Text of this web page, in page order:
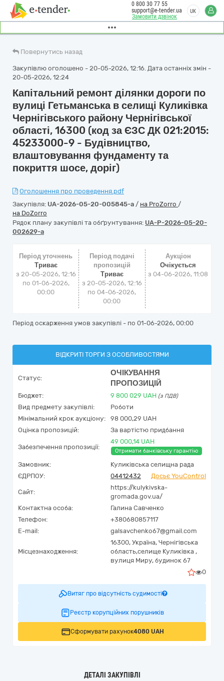
Замовити дзвінок
0 800 30 77 55
support@e-tender.ua
UK
Повернутись назад
Закупівлю оголошено - 20-05-2026, 12:16. Дата останніх змін -
20-05-2026, 12:24
Капітальний ремонт ділянки дороги по
вулиці Гетьманська в селищі Куликівка
Чернігівського району Чернігівської
області, 16300 (код за ЄЗС ДК 021:2015:
45233000-9 - Будівництво,
влаштовування фундаменту та
покриття шосе, доріг)
Оголошення про проведення.pdf
Закупівля: UA-2026-05-20-005845-a / на ProZorro /
на DoZorro
Рядок плану закупівлі та обґрунтування: UA-P-2026-05-20-
002629-a
Період уточнень
Триває
з 20-05-2026, 12:16
по 01-06-2026,
00:00
Період подачі
пропозицій
Триває
з 20-05-2026, 12:16
по 04-06-2026,
00:00
Аукціон
Очікується
з 04-06-2026, 11:08
Період оскарження умов закупівлі - по 01-06-2026, 00:00
ВІДКРИТІ ТОРГИ З ОСОБЛИВОСТЯМИ
Статус:
ОЧІКУВАННЯ
ПРОПОЗИЦІЙ
Бюджет: 9 800 029 UAH (з ПДВ)
Вид предмету закупівлі:
Роботи
Мінімальний крок аукціону:
98 000,29 UAH
Оцінка пропозицій:
За вартістю придбання
Забезпечення пропозиції:
49 000,14 UAH
Отримати банківську гарантію
Замовник:
Куликівська селищна рада
ЄДРПОУ:
04412432 Досьє YouControl
Сайт:
https://kulykivska-
gromada.gov.ua/
Контактна особа:
Галина Савченко
Телефон:
+380680857117
E-mail:
galsavchenko67@gmail.com
Місцезнаходження:
16300, Україна, Чернігівська
область,селище Куликівка ,
вулиця Миру, будинок 67
0
Витяг про відсутність судимості
Реєстр корупційних порушників
Сформувати рахунок4080 UAH
ДЕТАЛІ ЗАКУПІВЛІ